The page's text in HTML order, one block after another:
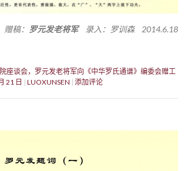
赠稿： 罗元发老将军录入：罗训森 2014.6.18
座谈会，罗元发老将军向《中华罗氏通谱》编委会赠工
21 日 LUOXUNSEN 添加评论